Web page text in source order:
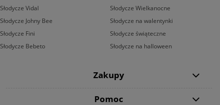
Słodycze Vidal
Słodycze Johny Bee
Słodycze Fini
Słodycze Bebeto
Słodycze Wielkanocne
Słodycze na walentynki
Słodycze świąteczne
Słodycze na halloween
Zakupy
Pomoc